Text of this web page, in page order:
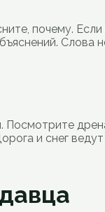
почему.
Посмотрите
и снег